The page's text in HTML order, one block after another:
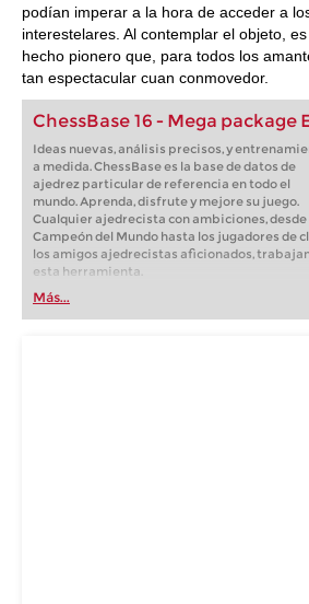
podían imperar a la hora de acceder a
interestelares. Al contemplar el objeto,
hecho pionero que, para todos los
tan espectacular cuan conmovedor.
ChessBase 16 - Mega package
Ideas nuevas, análisis precisos, y
a medida. ChessBase es la base de datos de
ajedrez particular de referencia en todo el
mundo. Aprenda, disfrute y mejore su juego.
Cualquier ajedrecista con ambiciones, desde
Campeón del Mundo hasta los jugadores de
los amigos ajedrecistas aficionados,
esta herramienta.
Más...